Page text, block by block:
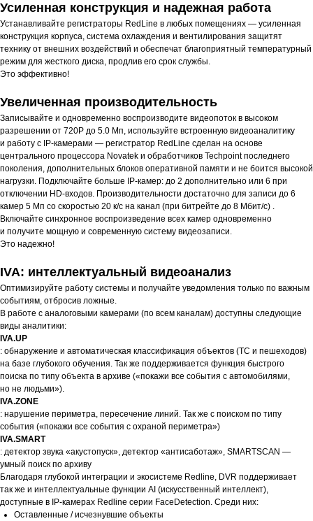
Усиленная конструкция и надежная работа
Устанавливайте регистраторы RedLine в любых помещениях — усиленная
конструкция корпуса, система охлаждения и вентилирования защитят
технику от внешних воздействий и обеспечат благоприятный температурный
режим для жесткого диска, продлив его срок службы.
Это эффективно!
Увеличенная производительность
Записывайте и одновременно воспроизводите видеопоток в высоком
разрешении от 720P до 5.0 Мп, используйте встроенную видеоаналитику
и работу с IP-камерами — регистратор RedLine сделан на основе
центрального процессора Novatek и обработчиков Techpoint последнего
поколения, дополнительных блоков оперативной памяти и не боится высокой
нагрузки. Подключайте больше IP-камер: до 2 дополнительно или 6 при
отключении HD-входов. Производительности достаточно для записи до 6
камер 5 Мп со скоростью 20 к/с на канал (при битрейте до 8 Мбит/с) .
Включайте синхронное воспроизведение всех камер одновременно
и получите мощную и современную систему видеозаписи.
Это надежно!
IVA: интеллектуальный видеоанализ
Оптимизируйте работу системы и получайте уведомления только по важным
событиям, отбросив ложные.
В работе с аналоговыми камерами (по всем каналам) доступны следующие
виды аналитики:
IVA.UP
: обнаружение и автоматическая классификация объектов (ТС и пешеходов)
на базе глубокого обучения. Так же поддерживается функция быстрого
поиска по типу объекта в архиве («покажи все события с автомобилями,
но не людьми»).
IVA.ZONE
: нарушение периметра, пересечение линий. Так же с поиском по типу
события («покажи все события с охраной периметра»)
IVA.SMART
: детектор звука «акустопуск», детектор «антисаботаж», SMARTSCAN —
умный поиск по архиву
Благодаря глубокой интеграции и экосистеме Redline, DVR поддерживает
так же и интеллектуальные функции AI (искусственный интеллект),
доступные в IP-камерах Redline серии FaceDetection. Среди них:
Оставленные / исчезнувшие объекты